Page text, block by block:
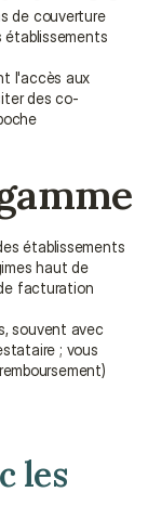
de couverture
établissements
l'accès aux
des co-
établissements
haut de
facturation
souvent avec
; vous
les